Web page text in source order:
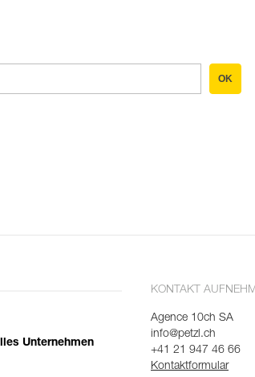
OK
Unternehmen
KONTAKT
Agence 10ch SA
info@petzl.ch
+41 21 947 46 66
Kontaktformular